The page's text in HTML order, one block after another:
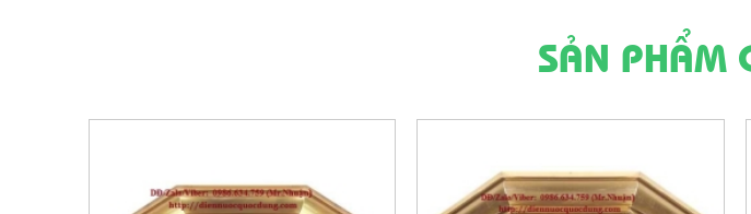
SẢN PHẨM